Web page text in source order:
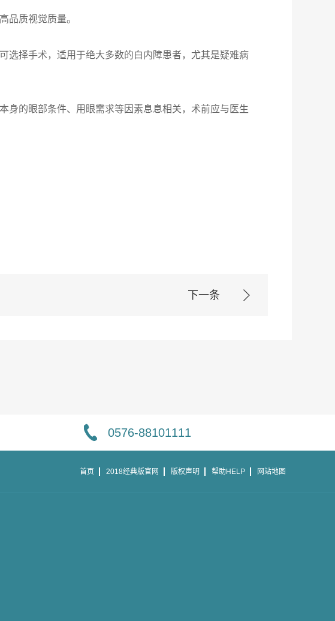
品质视觉质量。
选择手术，适用于绝大多数的白内障患者，尤其是疑难病
身的眼部条件、用眼需求等因素息息相关，术前应与医生
下一条
0576-88101111
首页 2018经典版官网 版权声明 帮助HELP 网站地图